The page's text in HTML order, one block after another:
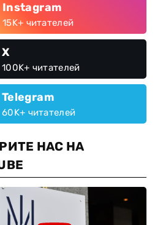
Instagram
15K+ читателей
X
100K+ читателей
Telegram
60K+ читателей
НАС НА